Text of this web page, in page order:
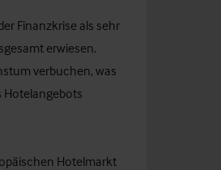
Finanzkrise als sehr
erwiesen.
verbuchen, was
Hotelangebots
Hotelmarkt